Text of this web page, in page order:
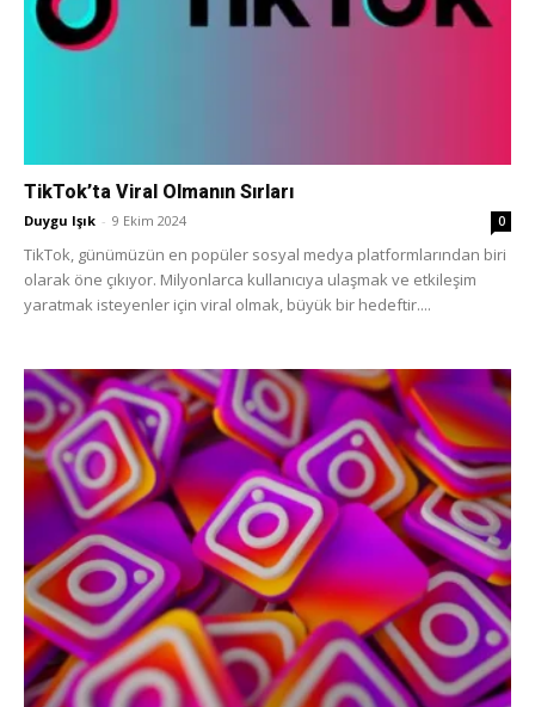
TikTok’ta Viral Olmanın Sırları
Duygu Işık - 9 Ekim 2024 0
TikTok, günümüzün en popüler sosyal medya platformlarından biri
olarak öne çıkıyor. Milyonlarca kullanıcıya ulaşmak ve etkileşim
yaratmak isteyenler için viral olmak, büyük bir hedeftir....